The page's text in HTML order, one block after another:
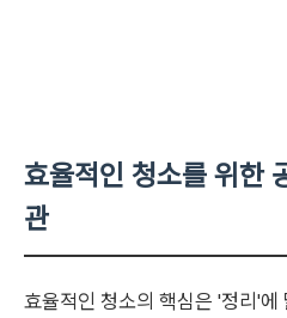
효율적인 청소를 위한
관
효율적인 청소의 핵심은 '정리'